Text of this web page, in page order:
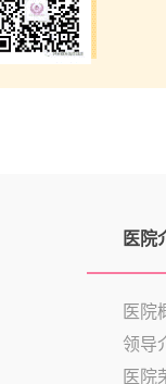
医院
医院
领导
医院